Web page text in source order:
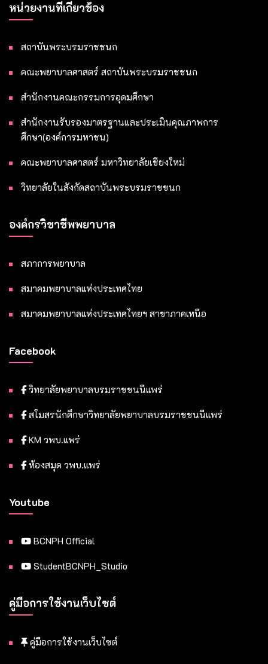
หน่วยงานที่เกี่ยวข้อง
สถาบันพระบรมราชชนก
คณะพยาบาลศาสตร์ สถาบันพระบรมราชชนก
สำนักงานคณะกรรมการอุดมศึกษา
สำนักงานรับรองมาตรฐานและประเมินคุณภาพการ
ศึกษา(องค์การมหาชน)
คณะพยาบาลศาสตร์ มหาวิทยาลัยเชียงใหม่
วิทยาลัยในสังกัดสถาบันพระบรมราชชนก
องค์กรวิชาชีพพยาบาล
สภาการพยาบาล
สมาคมพยาบาลแห่งประเทศไทย
สมาคมพยาบาลแห่งประเทศไทยฯ สาขาภาคเหนือ
Facebook
วิทยาลัยพยาบาลบรมราชชนนีแพร่
สโมสรนักศึกษาวิทยาลัยพยาบาลบรมราชชนนีแพร่
KM วพบ.แพร่
ห้องสมุด วพบ.แพร่
Youtube
BCNPH Official
StudentBCNPH_Studio
คู่มือการใช้งานเว็บไซต์
คู่มือการใช้งานเว็บไซต์